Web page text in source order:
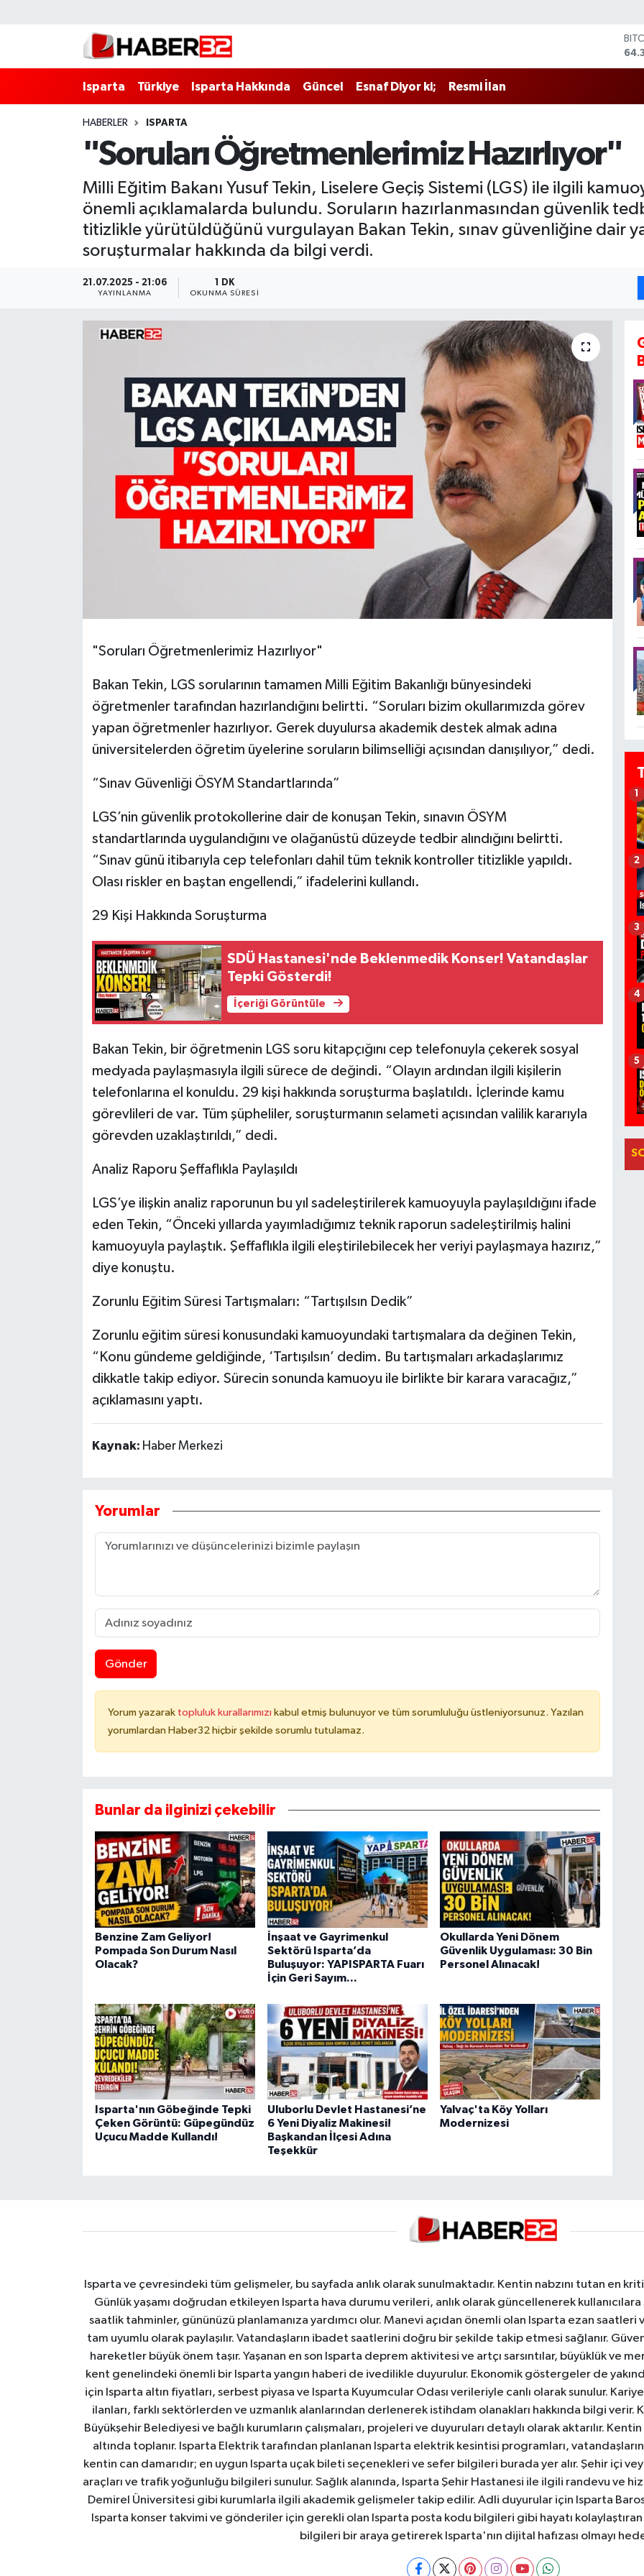
Isparta Türkiye Isparta Hakkında Güncel Esnaf Diyor ki; Resmi İlan
HABERLER ISPARTA
"Soruları Öğretmenlerimiz Hazırlıyor"
Milli Eğitim Bakanı Yusuf Tekin, Liselere Geçiş Sistemi (LGS) ile ilgili
önemli açıklamalarda bulundu. Soruların hazırlanmasından güvenlik
titizlikle yürütüldüğünü vurgulayan Bakan Tekin, sınav güvenliğine dair
soruşturmalar hakkında da bilgi verdi.
21.07.2025 - 21:06
YAYINLANMA
1 DK
OKUNMA SÜRESI
"Soruları Öğretmenlerimiz Hazırlıyor"
Bakan Tekin, LGS sorularının tamamen Milli Eğitim Bakanlığı bünyesindeki
öğretmenler tarafından hazırlandığını belirtti. “Soruları bizim okullarımızda görev
yapan öğretmenler hazırlıyor. Gerek duyulursa akademik destek almak adına
üniversitelerden öğretim üyelerine soruların bilimselliği açısından danışılıyor,” dedi.
“Sınav Güvenliği ÖSYM Standartlarında”
LGS’nin güvenlik protokollerine dair de konuşan Tekin, sınavın ÖSYM
standartlarında uygulandığını ve olağanüstü düzeyde tedbir alındığını belirtti.
“Sınav günü itibarıyla cep telefonları dahil tüm teknik kontroller titizlikle yapıldı.
Olası riskler en baştan engellendi,” ifadelerini kullandı.
29 Kişi Hakkında Soruşturma
SDÜ Hastanesi'nde Beklenmedik Konser! Vatandaşlar
Tepki Gösterdi!
İçeriği Görüntüle
Bakan Tekin, bir öğretmenin LGS soru kitapçığını cep telefonuyla çekerek sosyal
medyada paylaşmasıyla ilgili sürece de değindi. “Olayın ardından ilgili kişilerin
telefonlarına el konuldu. 29 kişi hakkında soruşturma başlatıldı. İçlerinde kamu
görevlileri de var. Tüm şüpheliler, soruşturmanın selameti açısından valilik kararıyla
görevden uzaklaştırıldı,” dedi.
Analiz Raporu Şeffaflıkla Paylaşıldı
LGS’ye ilişkin analiz raporunun bu yıl sadeleştirilerek kamuoyuyla paylaşıldığını ifade
eden Tekin, “Önceki yıllarda yayımladığımız teknik raporun sadeleştirilmiş halini
kamuoyuyla paylaştık. Şeffaflıkla ilgili eleştirilebilecek her veriyi paylaşmaya hazırız,”
diye konuştu.
Zorunlu Eğitim Süresi Tartışmaları: “Tartışılsın Dedik”
Zorunlu eğitim süresi konusundaki kamuoyundaki tartışmalara da değinen Tekin,
“Konu gündeme geldiğinde, ‘Tartışılsın’ dedim. Bu tartışmaları arkadaşlarımız
dikkatle takip ediyor. Sürecin sonunda kamuoyu ile birlikte bir karara varacağız,”
açıklamasını yaptı.
Kaynak: Haber Merkezi
Yorumlar
Gönder
Yorum yazarak topluluk kurallarımızı kabul etmiş bulunuyor ve tüm sorumluluğu üstleniyorsunuz. Yazılan
yorumlardan Haber32 hiçbir şekilde sorumlu tutulamaz.
Bunlar da ilginizi çekebilir
Benzine Zam Geliyor!
Pompada Son Durum Nasıl
Olacak?
İnşaat ve Gayrimenkul
Sektörü Isparta’da
Buluşuyor: YAPISPARTA Fuarı
İçin Geri Sayım...
Okullarda Yeni Dönem
Güvenlik Uygulaması: 30 Bin
Personel Alınacak!
Isparta'nın Göbeğinde Tepki
Çeken Görüntü: Güpegündüz
Uçucu Madde Kullandı!
Uluborlu Devlet Hastanesi’ne
6 Yeni Diyaliz Makinesi!
Başkandan İlçesi Adına
Teşekkür
Yalvaç'ta Köy Yolları
Modernizesi
1
2
3
4
5
Isparta ve çevresindeki tüm gelişmeler, bu sayfada anlık olarak sunulmaktadır. Kentin nabzını tutan en
Günlük yaşamı doğrudan etkileyen Isparta hava durumu verileri, anlık olarak güncellenerek
saatlik tahminler, gününüzü planlamanıza yardımcı olur. Manevi açıdan önemli olan Isparta ezan
tam uyumlu olarak paylaşılır. Vatandaşların ibadet saatlerini doğru bir şekilde takip etmesi sağlanır.
hareketler büyük önem taşır. Yaşanan en son Isparta deprem aktivitesi ve artçı sarsıntılar, büyüklük ve
kent genelindeki önemli bir Isparta yangın haberi de ivedilikle duyurulur. Ekonomik göstergeler de
için Isparta altın fiyatları, serbest piyasa ve Isparta Kuyumcular Odası verileriyle canlı olarak sunulur.
ilanları, farklı sektörlerden ve uzmanlık alanlarından derlenerek istihdam olanakları hakkında bilgi verir.
Büyükşehir Belediyesi ve bağlı kurumların çalışmaları, projeleri ve duyuruları detaylı olarak aktarılır.
altında toplanır. Isparta Elektrik tarafından planlanan Isparta elektrik kesintisi programları,
kentin can damarıdır; en uygun Isparta uçak bileti seçenekleri ve sefer bilgileri burada yer alır. Şehir içi
araçları ve trafik yoğunluğu bilgileri sunulur. Sağlık alanında, Isparta Şehir Hastanesi ile ilgili randevu ve
Demirel Üniversitesi gibi kurumlarla ilgili akademik gelişmeler takip edilir. Adli duyurular için Isparta
Isparta konser takvimi ve gönderiler için gerekli olan Isparta posta kodu bilgileri gibi hayatı
bilgileri bir araya getirerek Isparta'nın dijital hafızası olmayı
Isparta Hakkında
Esnaf Diyor ki;
BİLİM VE TEKNOLOJİ
Tarihi Yapılarımız
Isparta Nöbetçi Eczaneler
Isparta Hava Durumu
Isparta Trafik Yoğunluk Haritası
Süper Lig Puan Durumu ve Fikstür
Tüm Manşetler
Son Dakika Haberleri